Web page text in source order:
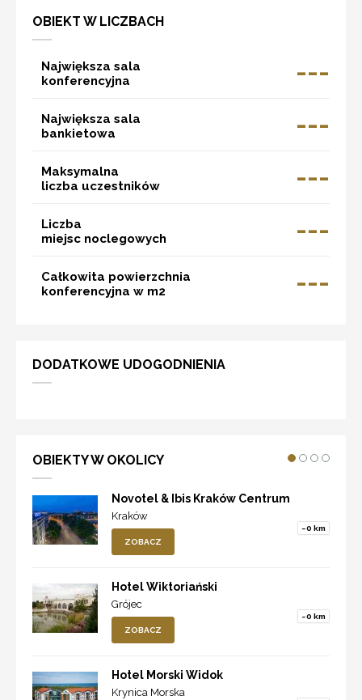
OBIEKT W LICZBACH
Największa sala
konferencyjna
---
Największa sala
bankietowa
---
Maksymalna
liczba uczestników
---
Liczba
miejsc noclegowych
---
Całkowita powierzchnia
konferencyjna w m2
---
DODATKOWE UDOGODNIENIA
OBIEKTY W OKOLICY
Novotel & Ibis Kraków Centrum
Kraków
~0 km
ZOBACZ
Hotel Wiktoriański
Grójec
~0 km
ZOBACZ
Hotel Morski Widok
Krynica Morska